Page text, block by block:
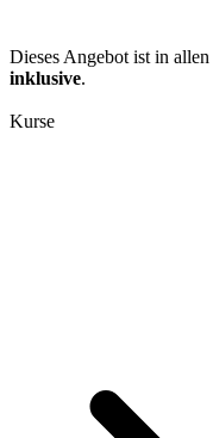
Dieses Angebot ist in allen
inklusive.
Kurse